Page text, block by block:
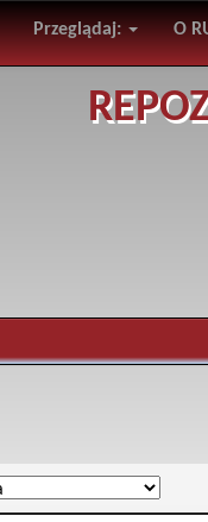
Przeglądaj: O